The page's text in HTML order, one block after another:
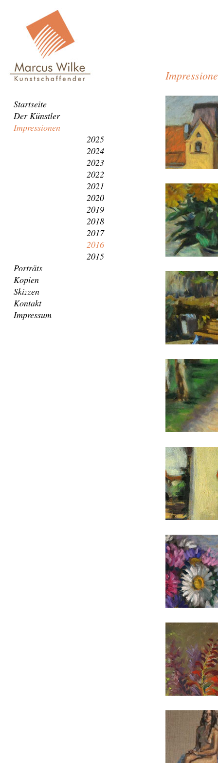
Navigation
überspringen
Startseite
Der Künstler
Impressionen
2025
2024
2023
2022
2021
2020
2019
2018
2017
2016
2015
Porträts
Kopien
Skizzen
Kontakt
Impressum